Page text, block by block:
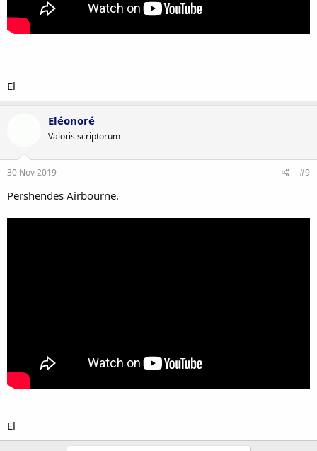
El
Eléonoré
Valoris scriptorum
30 Nov 2019 #9
Pershendes Airbourne.
El